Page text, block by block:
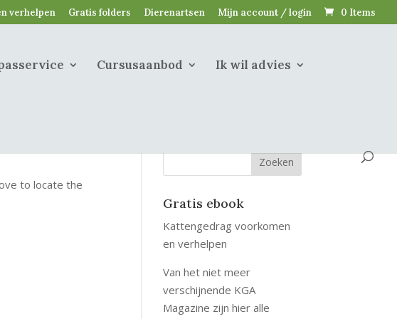
verhelpen Gratis folders Dierenartsen Mijn account / login 0 Items
Cursusaanbod Ik wil advies
to locate the
Gratis ebook
Kattengedrag voorkomen
en verhelpen
Van het niet meer
verschijnende KGA
Magazine zijn hier alle